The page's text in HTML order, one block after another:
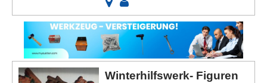
Winterhilfswerk- Figuren